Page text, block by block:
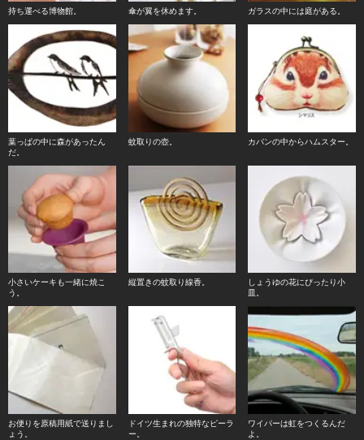
持ち運べる博物館。 傘が翼を休めます。 ガラスの中には庭がある。
葉っぱの中に森があったん
だ。
蚊取りの壺。 カバンの中からハムスター。
小さいケーキも一緒に焼こ
う。
縦置きの蚊取り線香。
しょうゆの花にぴったり小
皿。
お便りを原稿用紙で送りまし
ょう。
ドイツ生まれの独特なピーラ
ー。
ワイパーは虹をつくるんだ
よ。